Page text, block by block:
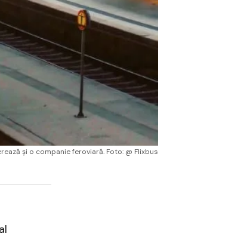
și o companie feroviară. Foto: @ Flixbus
al